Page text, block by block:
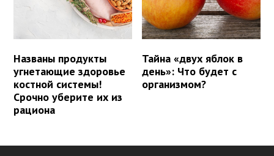
Названы продукты
угнетающие здоровье
костной системы!
Срочно уберите их из
рациона
Тайна «двух яблок в
день»: Что будет с
организмом?